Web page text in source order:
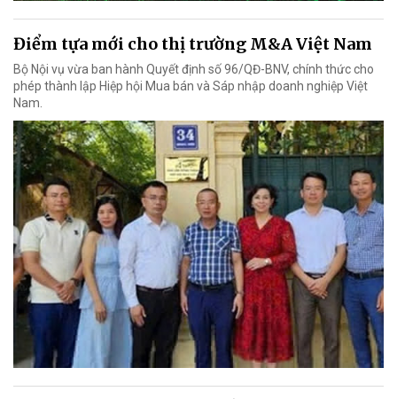
Điểm tựa mới cho thị trường M&A Việt Nam
Bộ Nội vụ vừa ban hành Quyết định số 96/QĐ-BNV, chính thức cho
phép thành lập Hiệp hội Mua bán và Sáp nhập doanh nghiệp Việt
Nam.